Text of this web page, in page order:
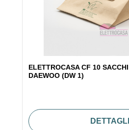
ELETTROCASA CF 10
DAEWOO (DW 1)
DETTAGLI